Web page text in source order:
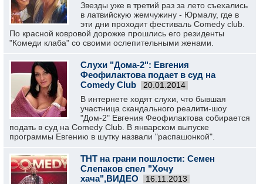
Звезды уже в третий раз за лето съехались
в латвийскую жемчужину - Юрмалу, где в
эти дни проходит фестиваль Comedy club.
По красной ковровой дорожке прошлись его резиденты
"Комеди клаба" со своими ослепительными женами.
Слухи "Дома-2": Евгения
Феофилактова подает в суд на
Comedy Club
20.01.2014
В интернете ходят слухи, что бывшая
участница скандального реалити-шоу
"Дом-2" Евгения Феофилактова собирается
подать в суд на Comedy Club. В январском выпуске
программы Евгению в шутку назвали "распашонкой".
ТНТ на грани пошлости: Семен
Слепаков спел "Хочу
хача",ВИДЕО
16.11.2013